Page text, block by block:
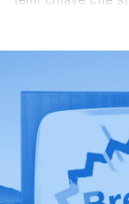
analizzando
i consumatori, la
Martedì, il
interrogandosi
e perché questo
e mirato, questi
sincere e
dello snowboard.